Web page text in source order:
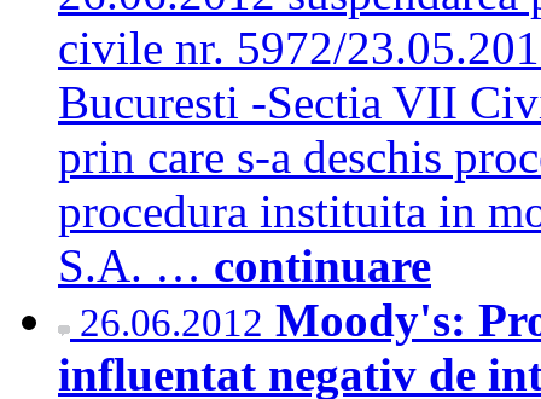
civile nr. 5972/
Bucuresti -Sectia VII
prin care s-a deschis
procedura instituita in
S.A. … continuare
26.06.2012 Moody's:
influentat negativ de